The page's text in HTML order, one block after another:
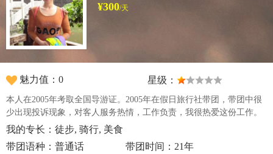
¥300/天
魅力值：0 星级：
本人在2005年考取全国导游证。2005年在假日旅行社带团，带团中很
少出现投诉现象，对客人服务热情，工作负责，我很热爱这份工作。
我的专长：徒步, 骑行, 美食
带团语种：普通话
带团时间：21年